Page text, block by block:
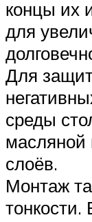
концы их
для
Для
среды
масляной
слоёв.
Монтаж